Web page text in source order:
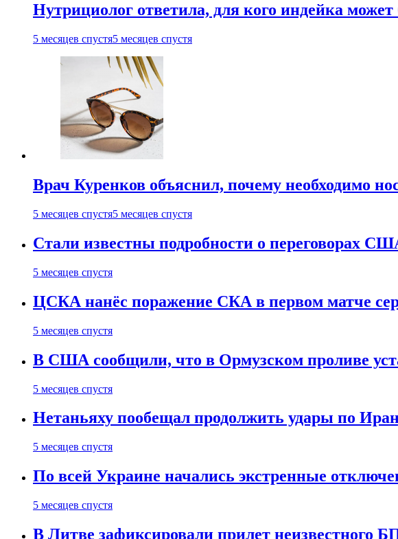
Нутрициолог ответила, для кого индейка
5 месяцев спустя5 месяцев спустя
Врач Куренков объяснил, почему необходимо
5 месяцев спустя5 месяцев спустя
Стали известны подробности о переговорах
5 месяцев спустя
ЦСКА нанёс поражение СКА в первом матче
5 месяцев спустя
В США сообщили, что в Ормузском проливе
5 месяцев спустя
Нетаньяху пообещал продолжить удары по
5 месяцев спустя
По всей Украине начались экстренные
5 месяцев спустя
В Литве зафиксировали прилет неизвестного